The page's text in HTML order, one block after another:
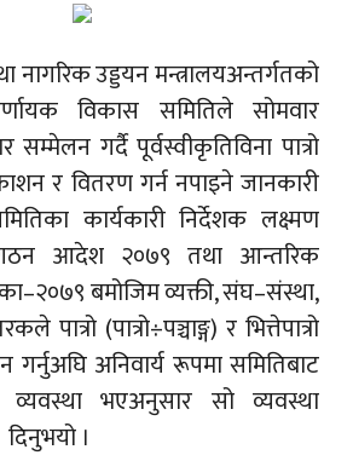
नागरिक उड्डयन मन्त्रालयअन्तर्गतको
विकास समितिले सोमवार
सम्मेलन गर्दै पूर्वस्वीकृतिविना पात्रो
र वितरण गर्न नपाइने जानकारी
कार्यकारी निर्देशक लक्ष्मण
गठन आदेश २०७९ तथा आन्तरिक
बमोजिम व्यक्ती, संघ–संस्था,
पात्रो (पात्रो÷पञ्चाङ्ग) र भित्तेपात्रो
गर्नुअघि अनिवार्य रूपमा समितिबाट
व्यवस्था भएअनुसार सो व्यवस्था
।